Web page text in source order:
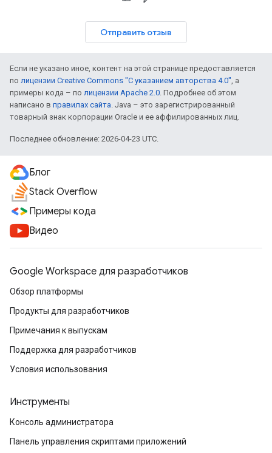
Отправить отзыв
Если не указано иное, контент на этой странице предоставляется
по лицензии Creative Commons "С указанием авторства 4.0", а
примеры кода – по лицензии Apache 2.0. Подробнее об этом
написано в правилах сайта. Java – это зарегистрированный
товарный знак корпорации Oracle и ее аффилированных лиц.
Последнее обновление: 2026-04-23 UTC.
Блог
Stack Overflow
Примеры кода
Видео
Google Workspace для разработчиков
Обзор платформы
Продукты для разработчиков
Примечания к выпускам
Поддержка для разработчиков
Условия использования
Инструменты
Консоль администратора
Панель управления скриптами приложений